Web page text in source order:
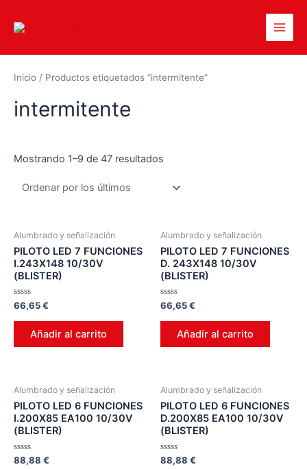
Main
Inicio / Productos etiquetados “intermitente”
intermitente
Mostrando 1–9 de 47 resultados
Alumbrado y señalización
PILOTO LED 7 FUNCIONES
I.243X148 10/30V
(BLISTER)
Valorado
en
0
66,65€
Añadir al carrito
Alumbrado y señalización
PILOTO LED 7 FUNCIONES
D. 243X148 10/30V
(BLISTER)
Valorado
en
0
66,65€
Añadir al carrito
Alumbrado y señalización
PILOTO LED 6 FUNCIONES
I.200X85 EA100 10/30V
(BLISTER)
Valorado
88,88 €
Alumbrado y señalización
PILOTO LED 6 FUNCIONES
D.200X85 EA100 10/30V
(BLISTER)
Valorado
88,88 €